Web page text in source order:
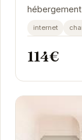
détente.
d'explorer...
internet
114€